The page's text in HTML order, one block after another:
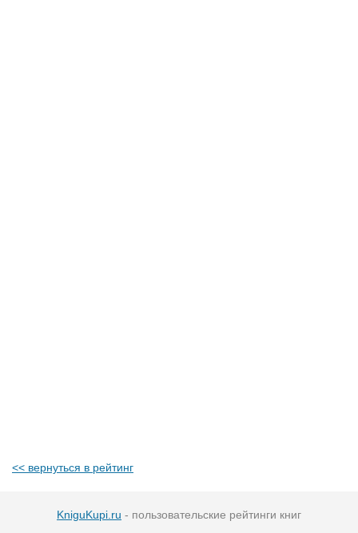
<< вернуться в рейтинг
KniguKupi.ru - пользовательские рейтинги книг